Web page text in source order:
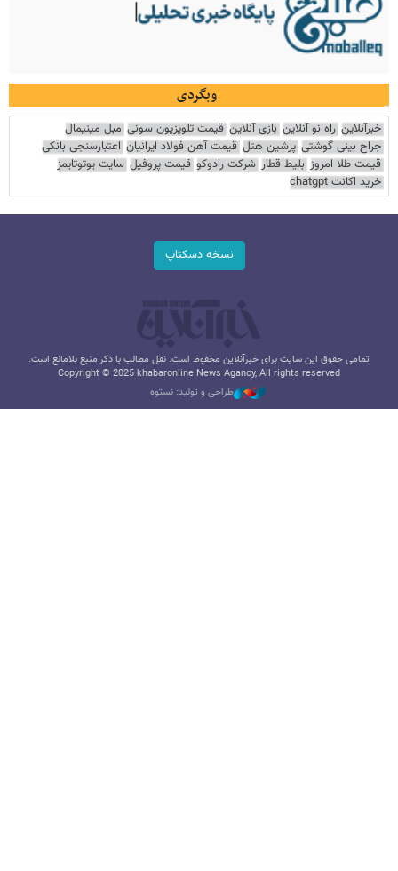
وبگردی
خبرآنلاین راه نو آنلاین بازی آنلاین قیمت تلویزیون سونی مبل مینیمال
جراح بینی گوشتی پرشین هتل قیمت آهن فولاد ایرانیان اعتبارسنجی بانکی
قیمت طلا امروز بلیط قطار شرکت رادوکو قیمت پروفیل سایت یوتوتایمز
خرید اکانت chatgpt
نسخه دسکتاپ
تمامی حقوق این سایت برای خبرآنلاین محفوظ است. نقل مطالب با ذکر منبع بلامانع است.
Copyright © 2025 khabaronline News Agancy, All rights reserved
طراحی و تولید: نستوه